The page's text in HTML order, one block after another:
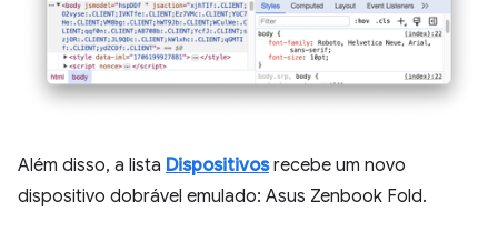
Além disso, a lista Dispositivosrecebe um novo
dispositivo dobrável emulado: Asus Zenbook Fold.